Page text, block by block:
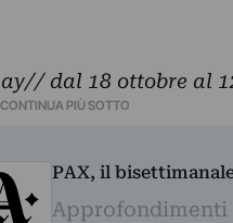
dal 18 ottobre al
PIÙ SOTTO
PAX, il
Approfondimenti